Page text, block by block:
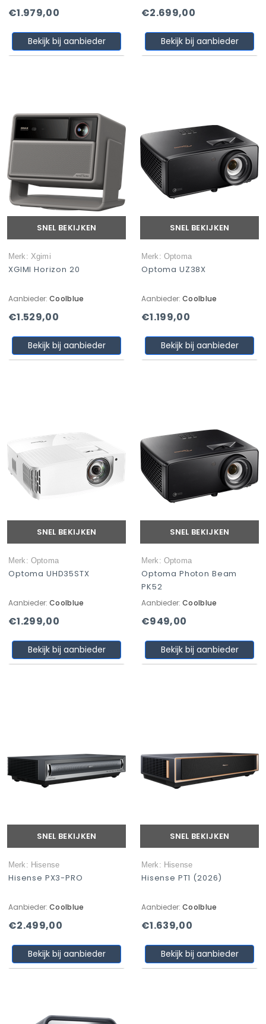
€1.979,00
Bekijk bij aanbieder
€2.699,00
Bekijk bij aanbieder
SNEL BEKIJKEN
Merk: Xgimi
XGIMI Horizon 20
Aanbieder: Coolblue
€1.529,00
Bekijk bij aanbieder
SNEL BEKIJKEN
Merk: Optoma
Optoma UZ38X
Aanbieder: Coolblue
€1.199,00
Bekijk bij aanbieder
SNEL BEKIJKEN
Merk: Optoma
Optoma UHD35STX
Aanbieder: Coolblue
€1.299,00
Bekijk bij aanbieder
SNEL BEKIJKEN
Merk: Optoma
Optoma Photon Beam
PK52
Aanbieder: Coolblue
€949,00
Bekijk bij aanbieder
SNEL BEKIJKEN
Merk: Hisense
Hisense PX3-PRO
Aanbieder: Coolblue
€2.499,00
Bekijk bij aanbieder
SNEL BEKIJKEN
Merk: Hisense
Hisense PT1 (2026)
Aanbieder: Coolblue
€1.639,00
Bekijk bij aanbieder